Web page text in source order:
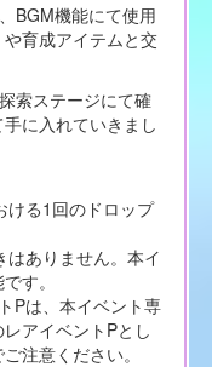
BGM機能にて使用
や育成アイテムと交
索ステージにて確
に入れていきまし
ける1回のドロップ
ありません。本イ
す。
Pは、本イベント専
アイベントPとし
注意ください。